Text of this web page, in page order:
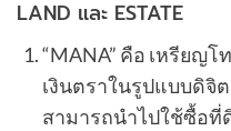
LAND และ ESTATE
“MANA” คือ เหรียญ
เงินตราในรูปแบบดิจิ
สามารถนำไปใช้ซื้อ